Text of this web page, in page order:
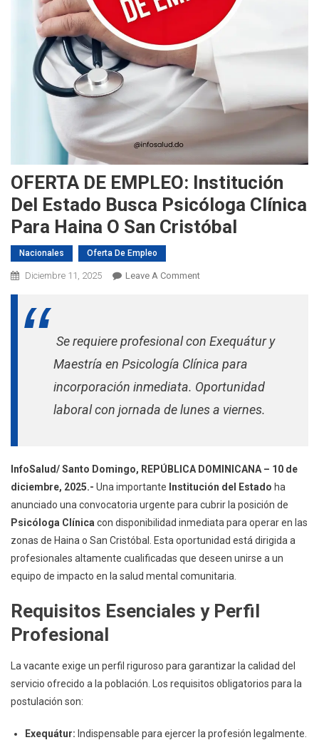
OFERTA DE EMPLEO: Institución
Del Estado Busca Psicóloga Clínica
Para Haina O San Cristóbal
Nacionales Oferta De Empleo
Diciembre 11, 2025 Leave A CommentOn
Institución
Estado
Busca
Psicóloga
O
San
Cristóbal
Se requiere profesional con Exequátur y
Maestría en Psicología Clínica para
incorporación inmediata. Oportunidad
laboral con jornada de lunes a viernes.
InfoSalud/ Santo Domingo, REPÚBLICA DOMINICANA – 10 de
diciembre, 2025.- Una importante Institución del Estado ha
anunciado una convocatoria urgente para cubrir la posición de
Psicóloga Clínica con disponibilidad inmediata para operar en las
zonas de Haina o San Cristóbal. Esta oportunidad está dirigida a
profesionales altamente cualificadas que deseen unirse a un
equipo de impacto en la salud mental comunitaria.
Requisitos Esenciales y Perfil
Profesional
La vacante exige un perfil riguroso para garantizar la calidad del
servicio ofrecido a la población. Los requisitos obligatorios para la
postulación son:
Exequátur: Indispensable para ejercer la profesión legalmente.